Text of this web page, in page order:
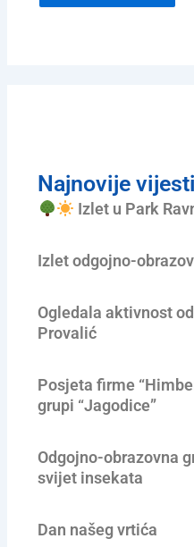
Najnovije vijesti
Izlet u Park
Izlet odgojno-
Ogledala aktivnost
Provalić
Posjeta firme
grupi “Jagodice”
Odgojno-obrazovna
svijet insekata
Dan našeg vrtića